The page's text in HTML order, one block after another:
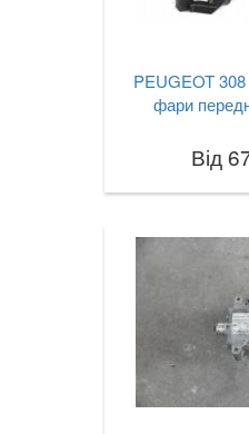
PEUGEOT
фари
Від